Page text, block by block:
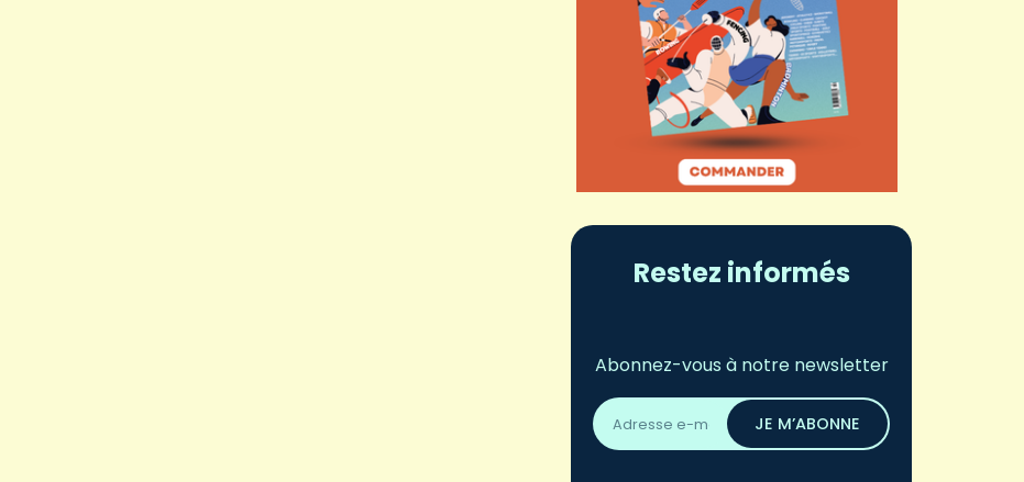
Restez informés
Abonnez-vous à notre newsletter
Adresse
email
*
JE M’ABONNE